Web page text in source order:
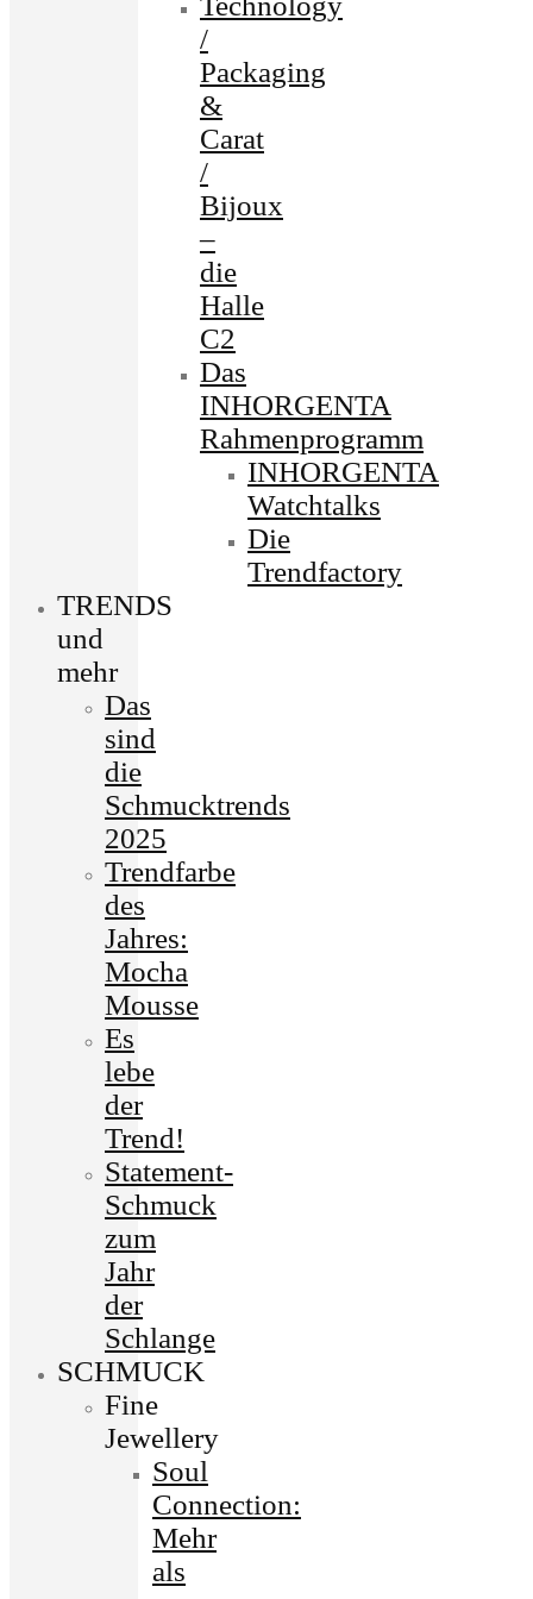
/
Packaging
&
Carat
/
Bijoux
–
die
Halle
C2
Das
INHORGENTA
Rahmenprogramm
INHORGENTA
Watchtalks
Die
Trendfactory
TRENDS
und
mehr
Das
sind
die
Schmucktrends
2025
Trendfarbe
des
Jahres:
Mocha
Mousse
Es
lebe
der
Trend!
Statement-
Schmuck
zum
Jahr
der
Schlange
SCHMUCK
Fine
Jewellery
Soul
Connection:
Mehr
als